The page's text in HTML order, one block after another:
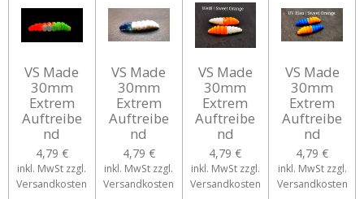
VS Made
30mm
Extrem
Auftreibe
nd
4,79 €
inkl. MwSt zzgl.
Versandkosten
VS Made
30mm
Extrem
Auftreibe
nd
4,79 €
inkl. MwSt zzgl.
Versandkosten
VS Made
30mm
Extrem
Auftreibe
nd
4,79 €
inkl. MwSt zzgl.
Versandkosten
VS Made
30mm
Extrem
Auftreibe
nd
4,79 €
inkl. MwSt zzgl.
Versandkosten